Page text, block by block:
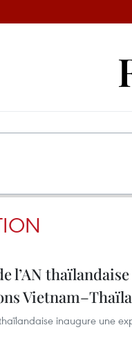
l’AN
inaugure une